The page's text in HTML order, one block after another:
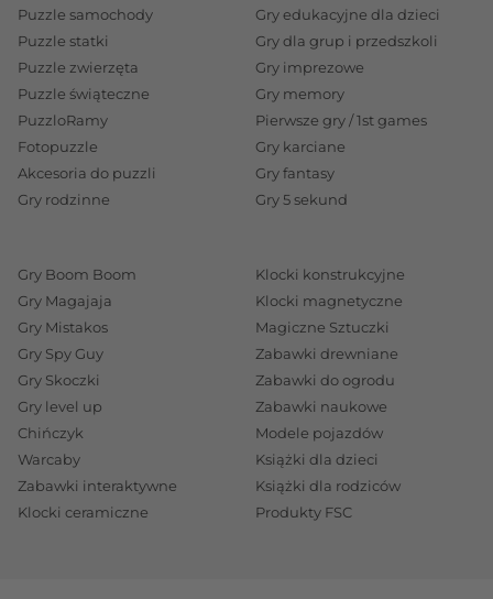
Puzzle samochody
Puzzle statki
Puzzle zwierzęta
Puzzle świąteczne
PuzzloRamy
Fotopuzzle
Akcesoria do puzzli
Gry rodzinne
Gry edukacyjne dla dzieci
Gry dla grup i przedszkoli
Gry imprezowe
Gry memory
Pierwsze gry / 1st games
Gry karciane
Gry fantasy
Gry 5 sekund
Gry Boom Boom
Gry Magajaja
Gry Mistakos
Gry Spy Guy
Gry Skoczki
Gry level up
Chińczyk
Warcaby
Zabawki interaktywne
Klocki ceramiczne
Klocki konstrukcyjne
Klocki magnetyczne
Magiczne Sztuczki
Zabawki drewniane
Zabawki do ogrodu
Zabawki naukowe
Modele pojazdów
Książki dla dzieci
Książki dla rodziców
Produkty FSC